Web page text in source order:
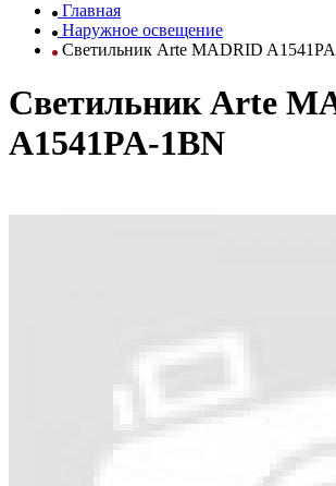
Главная
Наружное освещение
Светильник Arte MADRID
Светильник Arte
A1541PA-1BN